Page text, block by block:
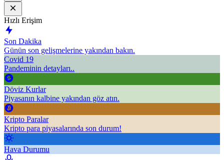
Hızlı Erişim
Son Dakika
Günün son gelişmelerine yakından bakın.
Covid 19
Pandeminin detayları..
Döviz Kurlar
Piyasanın kalbine yakından göz atın.
Kripto Paralar
Kripto para piyasalarında son durum!
Hava Durumu